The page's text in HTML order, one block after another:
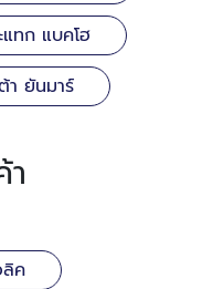
แทก แบคโฮ
า ยันมาร์
ลิค